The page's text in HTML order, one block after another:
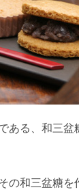
ある、和三盆
の和三盆糖を